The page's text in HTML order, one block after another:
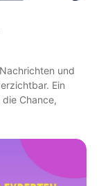
und
Ein
Chance,